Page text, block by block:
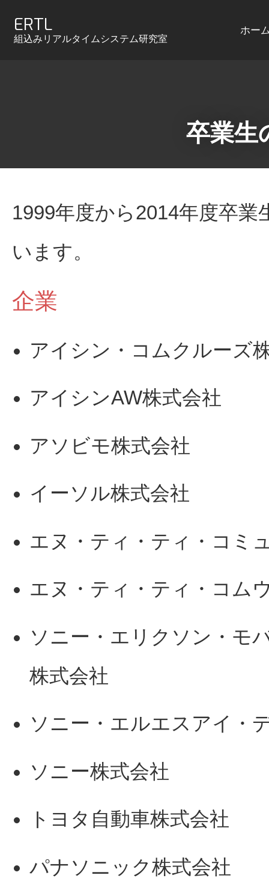
ERTL
組込みリアルタイムシステム研究室
ホー
卒業生
1999年度から2014年度卒
います。
企業
アイシン・コムクルーズ
アイシンAW株式会社
アソビモ株式会社
イーソル株式会社
エヌ・ティ・ティ・コミ
エヌ・ティ・ティ・コム
ソニー・エリクソン・モ
株式会社
ソニー・エルエスアイ・
ソニー株式会社
トヨタ自動車株式会社
パナソニック株式会社